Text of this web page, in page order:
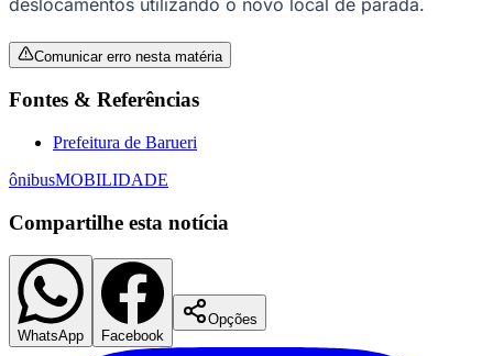
Corinthians
Comunicar erro nesta matéria
Fontes & Referências
Prefeitura de Barueri
ônibusMOBILIDADE
Compartilhe esta notícia
WhatsApp Facebook
Opções